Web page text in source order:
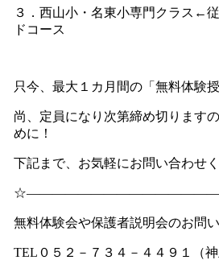
３．西山小・名東小専門クラス←
ドコース
只今、最大１カ月間の「無料体験
尚、定員になり次第締め切ります
めに！
下記まで、お気軽にお問い合わせく
無料体験会や保護者説明会のお問
TEL０５２－７３４－４４９１（